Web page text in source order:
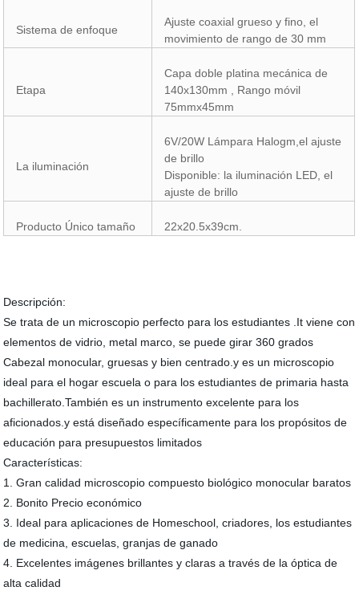
Sistema de enfoque
Ajuste coaxial grueso y fino, el
movimiento de rango de 30 mm
Etapa
Capa doble platina mecánica de
140x130mm , Rango móvil
75mmx45mm
La iluminación
6V/20W Lámpara Halogm,el ajuste
de brillo
Disponible: la iluminación LED, el
ajuste de brillo
Producto Único tamaño 22x20.5x39cm.
Descripción:
Se trata de un microscopio perfecto para los estudiantes .It viene con
elementos de vidrio, metal marco, se puede girar 360 grados
Cabezal monocular, gruesas y bien centrado.y es un microscopio
ideal para el hogar escuela o para los estudiantes de primaria hasta
bachillerato.También es un instrumento excelente para los
aficionados.y está diseñado específicamente para los propósitos de
educación para presupuestos limitados
Características:
1. Gran calidad microscopio compuesto biológico monocular baratos
2. Bonito Precio económico
3. Ideal para aplicaciones de Homeschool, criadores, los estudiantes
de medicina, escuelas, granjas de ganado
4. Excelentes imágenes brillantes y claras a través de la óptica de
alta calidad